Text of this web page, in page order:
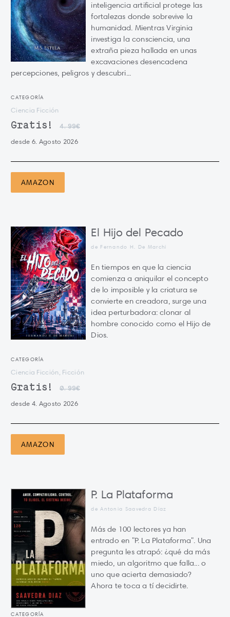
inteligencia artificial protege las
fortalezas donde sobrevive la
humanidad. Mientras Virginia
investiga la consciencia, una
extraña pieza hallada en unas
excavaciones desencadena
percepciones, peligros y descubri...
CATEGORÍA
Ciencia Ficción
Gratis! 4.99€
desde 6. Agosto 2026
AMAZON
El Hijo del Pecado
de Fernando H. De Marchi
En tiempos en que la ciencia
comienza a aniquilar el concepto
de lo imposible y la criatura se
convierte en creadora, surge una
idea perturbadora: clonar al
hombre conocido como el Hijo de
Dios.
CATEGORÍA
Ciencia Ficción, Ficción
Gratis! 0.99€
desde 4. Agosto 2026
AMAZON
P. La Plataforma
de Antonia Saavedra Díaz
Más de 100 lectores ya han
entrado en "P. La Plataforma". Una
pregunta les atrapó: ¿qué da más
miedo, un algoritmo que falla... o
uno que acierta demasiado?
Ahora te toca a tí decidirte.
CATEGORÍA